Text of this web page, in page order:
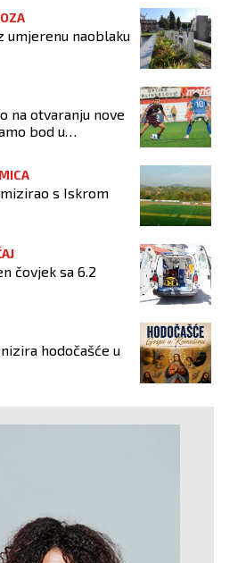
umjerenu naoblaku
na otvaranju nove
bod u
s Iskrom
čovjek sa 6.2
hodočašće u